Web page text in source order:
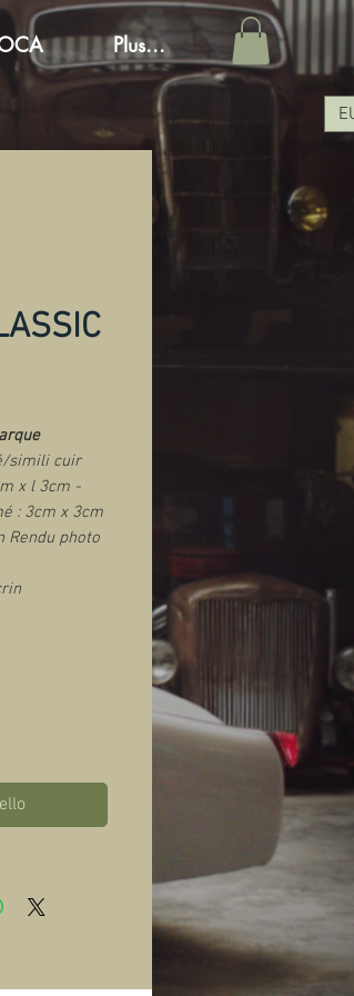
Plus...
simili cuir
x l 3cm -
: 3cm x 3cm
Rendu photo